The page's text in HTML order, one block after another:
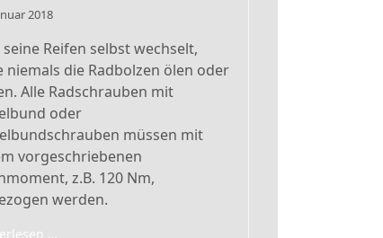
2018
seine Reifen selbst wechselt,
niemals die Radbolzen ölen oder
Alle Radschrauben mit
oder
müssen mit
vorgeschriebenen
z.B. 120 Nm,
werden.
…